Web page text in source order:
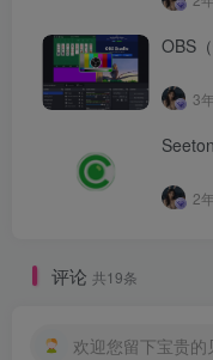
OBS
3
2
评论 共19条
欢迎您留下宝贵的